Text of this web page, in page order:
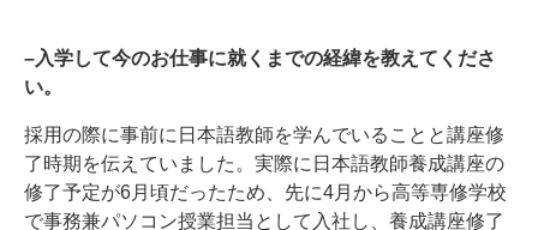
–入学して今のお仕事に就くまでの経緯を教えてくださ
い。
採用の際に事前に日本語教師を学んでいることと講座修
了時期を伝えていました。実際に日本語教師養成講座の
修了予定が6月頃だったため、先に4月から高等専修学校
で事務兼パソコン授業担当として入社し、養成講座修了